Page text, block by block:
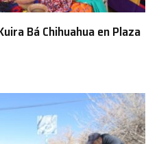
Bá Chihuahua en Plaza